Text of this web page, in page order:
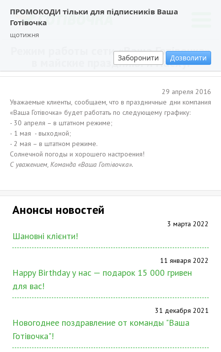
ПРОМОКОДИ тільки для підписників Ваша
Готівочка
щотижня
Заборонити Дозволити
Режим работы сети «Ваша Готівочка»
в майские праздники и Пасху.
29 апреля 2016
Уважаемые клиенты, сообщаем, что в праздничные дни компания
«Ваша Готівочка» будет работать по следующему графику:
- 30 апреля – в штатном режиме;
- 1 мая - выходной;
- 2 мая – в штатном режиме.
Солнечной погоды и хорошего настроения!
С уважением, Команда «Ваша Готівочка».
Анонсы новостей
3 марта 2022
Шановні клієнти!
11 января 2022
Happy Birthday у нас — подарок 15 000 гривен
для вас!
31 декабря 2021
Новогоднее поздравление от команды "Ваша
Готівочка"!